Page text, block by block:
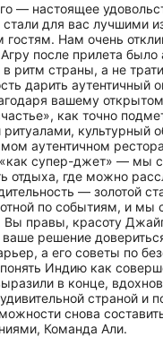
— настоящее
стали для вас лучшими
Нам очень
после прилета
ритм страны, а не
дарить аутентичный
вашему
как точно
культурный
аутентичном
супер-джет» — мы
где можно
— золотой
по событиям, и мы
Вы правы, красоту
решение
а его советы по
Индию как
в конце,
страной и
снова
Команда Али.